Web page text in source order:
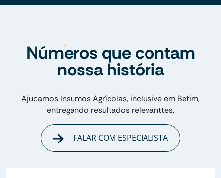
Números que contam
nossa história
Ajudamos Insumos Agrícolas, inclusive em Betim,
entregando resultados relevanttes.
FALAR COM ESPECIALISTA